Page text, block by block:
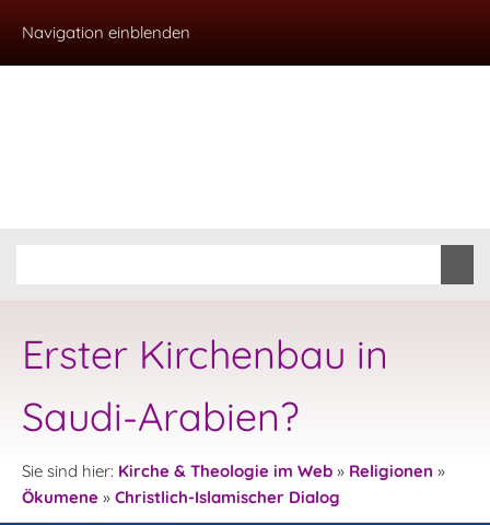
Navigation einblenden
Erster Kirchenbau in
Saudi-Arabien?
Sie sind hier: Kirche & Theologie im Web » Religionen »
Ökumene » Christlich-Islamischer Dialog